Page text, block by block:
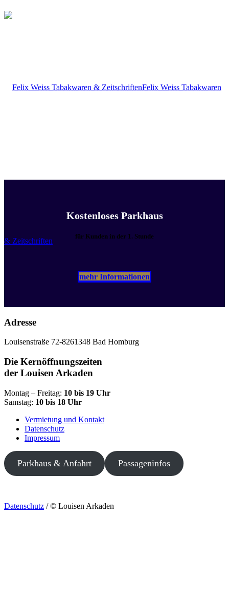
Felix Weiss Tabakwaren
& Zeitschriften
Kostenloses Parkhaus
für Kunden in der 1. Stunde
mehr Informationen
Adresse
Louisenstraße 72-8261348 Bad Homburg
Die Kernöffnungszeiten
der Louisen Arkaden
Montag – Freitag: 10 bis 19 Uhr
Samstag: 10 bis 18 Uhr
Vermietung und Kontakt
Datenschutz
Impressum
Parkhaus & Anfahrt Passageninfos
Datenschutz / © Louisen Arkaden